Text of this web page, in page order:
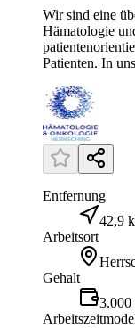
Wir sind eine
Hämatologie
Patienten. In
Entfernung
42,9
Arbeitsort
Gehalt
3.000